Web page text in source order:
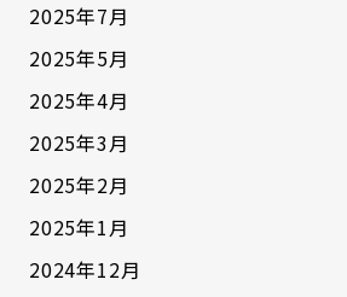
2025年7月
2025年5月
2025年4月
2025年3月
2025年2月
2025年1月
2024年12月